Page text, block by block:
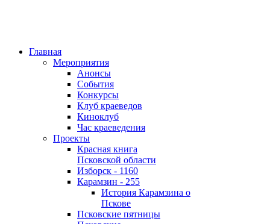
Главная
Мероприятия
Анонсы
События
Конкурсы
Клуб краеведов
Киноклуб
Час краеведения
Проекты
Красная книга
Псковской области
Изборск - 1160
Карамзин - 255
История Карамзина о
Пскове
Псковские пятницы